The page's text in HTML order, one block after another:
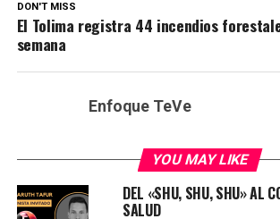
DON'T MISS
El Tolima registra 44 incendios
semana
Enfoque TeVe
YOU MAY LIKE
DEL «SHU, SHU, SHU» AL
SALUD